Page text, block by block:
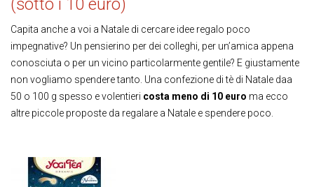
(sotto i 10 euro)
Capita anche a voi a Natale di cercare idee regalo poco
impegnative? Un pensierino per dei colleghi, per un’amica appena
conosciuta o per un vicino particolarmente gentile? E giustamente
non vogliamo spendere tanto. Una confezione di tè di Natale daa
50 o 100 g spesso e volentieri costa meno di 10 euro ma ecco
altre piccole proposte da regalare a Natale e spendere poco.